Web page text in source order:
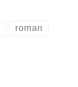
roman